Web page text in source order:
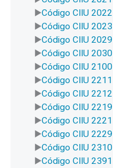
Código CIIU 2022
Código CIIU 2023
Código CIIU 2029
Código CIIU 2030
Código CIIU 2100
Código CIIU 2211
Código CIIU 2212
Código CIIU 2219
Código CIIU 2221
Código CIIU 2229
Código CIIU 2310
Código CIIU 2391